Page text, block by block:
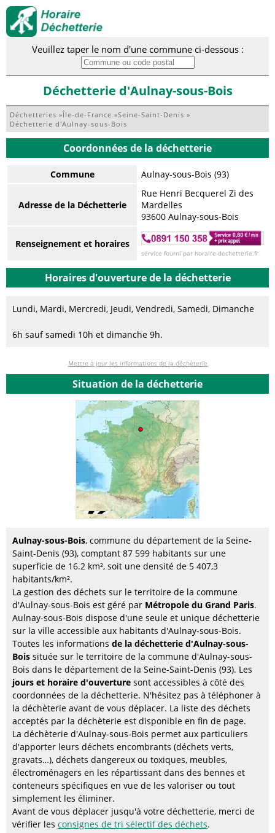
Veuillez taper le nom d'une commune ci-dessous :
Déchetterie d'Aulnay-sous-Bois
Déchetteries »Île-de-France »Seine-Saint-Denis »
Déchetterie d'Aulnay-sous-Bois
Coordonnées de la déchetterie
Commune Aulnay-sous-Bois (93)
Adresse de la Déchetterie
Rue Henri Becquerel Zi des
Mardelles
93600 Aulnay-sous-Bois
Renseignement et horaires
service fourni par horaire-dechetterie.fr
Horaires d'ouverture de la déchetterie
Lundi, Mardi, Mercredi, Jeudi, Vendredi, Samedi, Dimanche
6h sauf samedi 10h et dimanche 9h.
Mettre à jour les informations de la déchèterie
Situation de la déchetterie
Aulnay-sous-Bois, commune du département de la Seine-
Saint-Denis (93), comptant 87 599 habitants sur une
superficie de 16.2 km², soit une densité de 5 407,3
habitants/km².
La gestion des déchets sur le territoire de la commune
d'Aulnay-sous-Bois est géré par Métropole du Grand Paris.
Aulnay-sous-Bois dispose d'une seule et unique déchetterie
sur la ville accessible aux habitants d'Aulnay-sous-Bois.
Toutes les informations de la déchetterie d'Aulnay-sous-
Bois située sur le territoire de la commune d'Aulnay-sous-
Bois dans le département de la Seine-Saint-Denis (93). Les
jours et horaire d'ouverture sont accessibles à côté des
coordonnées de la déchetterie. N'hésitez pas à téléphoner à
la déchèterie avant de vous déplacer. La liste des déchets
acceptés par la déchèterie est disponible en fin de page.
La déchèterie d'Aulnay-sous-Bois permet aux particuliers
d'apporter leurs déchets encombrants (déchets verts,
gravats…), déchets dangereux ou toxiques, meubles,
électroménagers en les répartissant dans des bennes et
conteneurs spécifiques en vue de les valoriser ou tout
simplement les éliminer.
Avant de vous déplacer jusqu'à votre déchetterie, merci de
vérifier les consignes de tri sélectif des déchets.